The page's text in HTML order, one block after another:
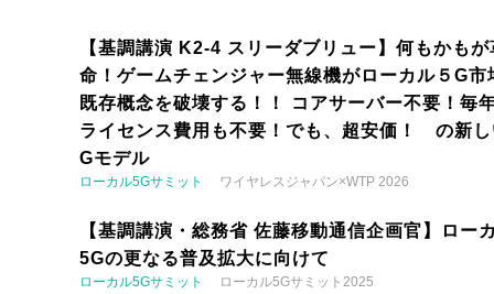
【基調講演 K2-4 スリーダブリュー】何もかもが
命！ゲームチェンジャー無線機がローカル５G市
既存概念を破壊する！！ コアサーバー不要！毎
ライセンス費用も不要！でも、超安価！ の新
Gモデル
ローカル5Gサミット ワイヤレスジャパン×WTP 2026
【基調講演・総務省 佐藤移動通信企画官】ロー
5Gの更なる普及拡大に向けて
ローカル5Gサミット ローカル5Gサミット2025